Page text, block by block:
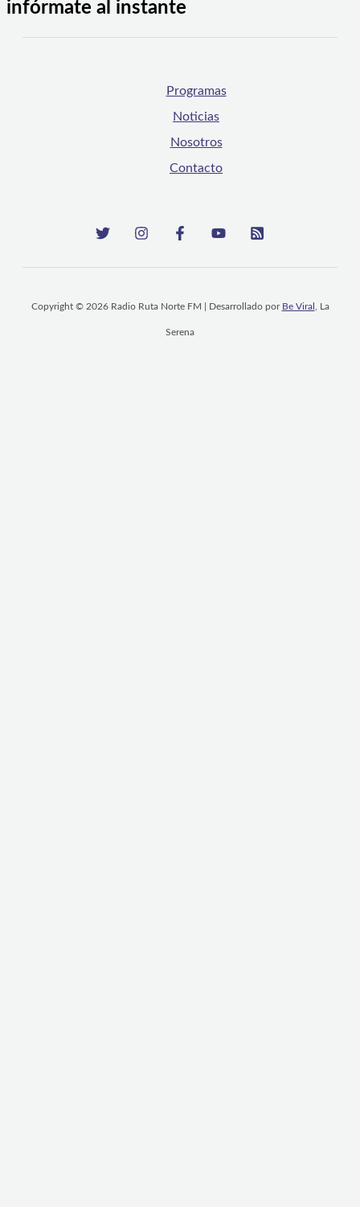
infórmate al instante
Programas
Noticias
Nosotros
Contacto
Copyright © 2026 Radio Ruta Norte FM | Desarrollado por Be Viral , La
Serena